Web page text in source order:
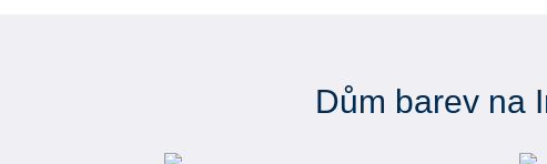
Dům barev na